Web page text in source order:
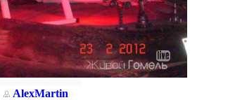
AlexMartin